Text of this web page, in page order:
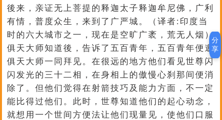
後来，亲证无上菩提的释迦太子释迦牟尼佛，广利
有情，普度众生，来到了广严城。（译者:印度当
时的六大城市之一，现在是空旷广袤，荒无人烟）
俱天大师知道後，告诉了五百青年，五百青年便邀
俱天大师一同拜见。在很远的地方他们看见世尊闪
闪发光的三十二相，在身相上的傲慢心刹那间便消
除了。但他们觉得在射箭技巧及能力方面，不一定
能比得过他们。此时，世尊知道他们的起心动念，
就想用一个世间方便法让他们现量见，使他们口服
分
享